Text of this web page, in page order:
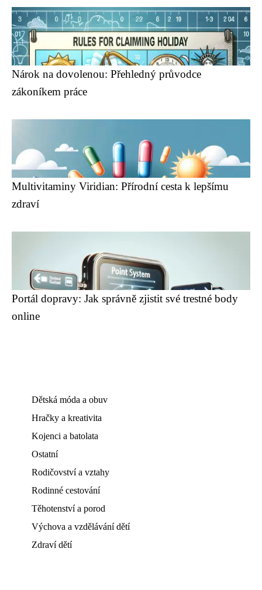
Nárok na dovolenou: Přehledný průvodce
zákoníkem práce
Multivitaminy Viridian: Přírodní cesta k lepšímu
zdraví
Portál dopravy: Jak správně zjistit své trestné body
online
Dětská móda a obuv
Hračky a kreativita
Kojenci a batolata
Ostatní
Rodičovství a vztahy
Rodinné cestování
Těhotenství a porod
Výchova a vzdělávání dětí
Zdraví dětí